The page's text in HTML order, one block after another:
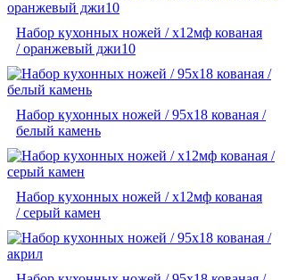
Набор кухонных ножей / х12мф кованая
/ оранжевый джи10
Набор кухонных ножей / 95х18 кованая /
белый камень
Набор кухонных ножей / х12мф кованая
/ серый камен